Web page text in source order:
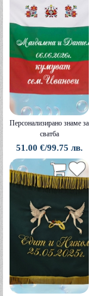
Персонализирано знаме за
сватба
51.00 €/99.75 лв.